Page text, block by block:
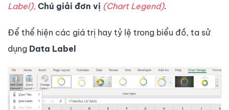
Label), Chú giải đơn vị (Chart Legend).
Để thể hiện các giá trị hay tỷ lệ trong biểu đồ, ta sử
dụng Data Label